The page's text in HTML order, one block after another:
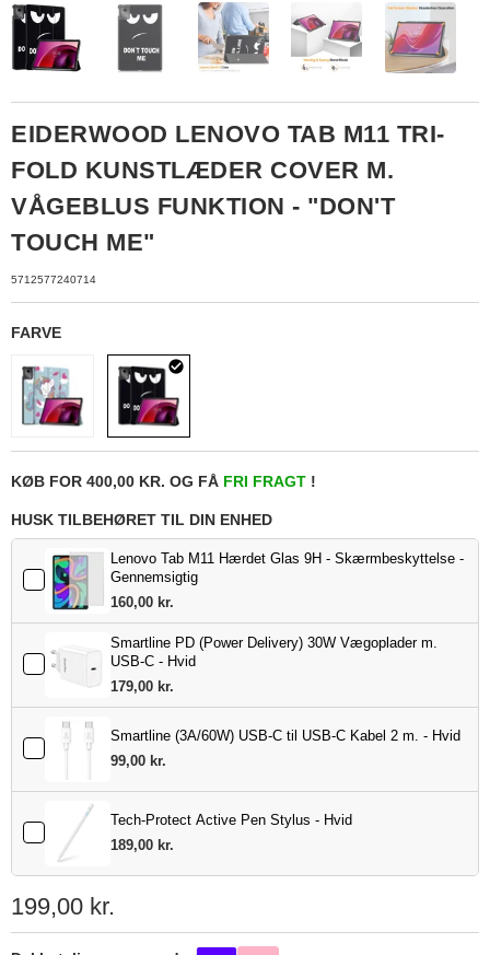
EIDERWOOD LENOVO TAB M11 TRI-
FOLD KUNSTLÆDER COVER M.
VÅGEBLUS FUNKTION - "DON'T
TOUCH ME"
5712577240714
FARVE
KØB FOR 400,00 KR. OG FÅ FRI FRAGT !
HUSK TILBEHØRET TIL DIN ENHED
Lenovo Tab M11 Hærdet Glas 9H - Skærmbeskyttelse -
Gennemsigtig
160,00 kr.
Smartline PD (Power Delivery) 30W Vægoplader m.
USB-C - Hvid
179,00 kr.
Smartline (3A/60W) USB-C til USB-C Kabel 2 m. - Hvid
99,00 kr.
Tech-Protect Active Pen Stylus - Hvid
189,00 kr.
199,00 kr.